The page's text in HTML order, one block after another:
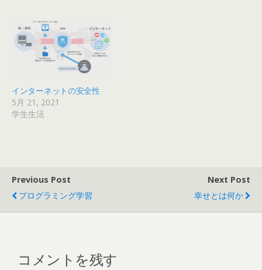
インターネットの安全性
5月 21, 2021
学生生活
Previous Post
プログラミング学習
Next Post
幸せとは何か
コメントを残す